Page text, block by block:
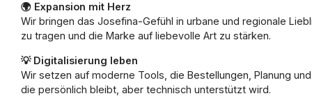
🌍 Expansion mit Herz
Wir bringen das Josefina-Gefühl in urbane und regionale
zu tragen und die Marke auf liebevolle Art zu stärken.
💡Digitalisierung leben
Wir setzen auf moderne Tools, die Bestellungen, Planung
die persönlich bleibt, aber technisch unterstützt wird.